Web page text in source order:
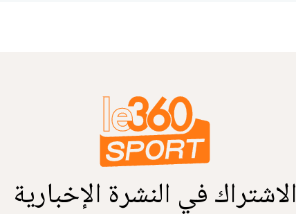
الاشتراك في النشرة الإخبارية